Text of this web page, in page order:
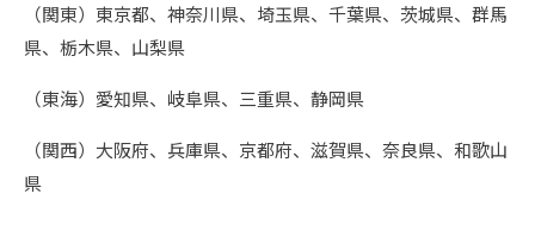
（関東）東京都、神奈川県、埼玉県、千葉県、茨城県、群馬
県、栃木県、山梨県
（東海）愛知県、岐阜県、三重県、静岡県
（関西）大阪府、兵庫県、京都府、滋賀県、奈良県、和歌山
県